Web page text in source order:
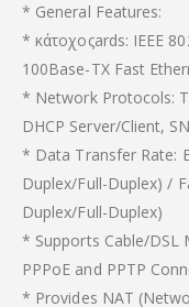
* General Features:
* κάτοχοςards: IEEE
100Base-TX Fast
* Network Protocols:
DHCP Server/Client,
* Data Transfer Rate:
Duplex/Full-Duplex) /
Duplex/Full-Duplex)
* Supports Cable/DSL
PPPoE and PPTP
* Provides NAT